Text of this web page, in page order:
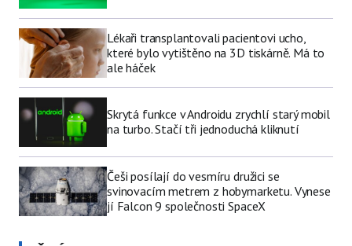
Lékaři transplantovali pacientovi ucho,
které bylo vytištěno na 3D tiskárně. Má to
ale háček
Skrytá funkce v Androidu zrychlí starý mobil
na turbo. Stačí tři jednoduchá kliknutí
Češi posílají do vesmíru družici se
svinovacím metrem z hobymarketu. Vynese
jí Falcon 9 společnosti SpaceX